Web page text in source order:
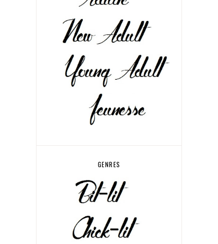
GENRES